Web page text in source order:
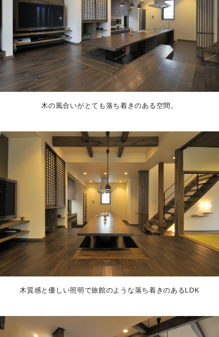
木の風合いがとても落ち着きのある空間。
木質感と優しい照明で旅館のような落ち着きのあるLDK